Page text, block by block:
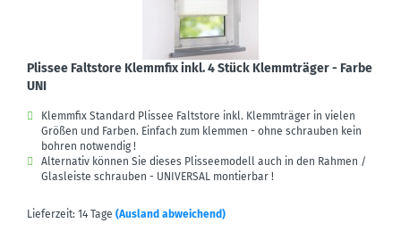
Plissee Faltstore Klemmfix inkl. 4 Stück Klemmträger - Farbe
UNI
Klemmfix Standard Plissee Faltstore inkl. Klemmträger in vielen
Größen und Farben. Einfach zum klemmen - ohne schrauben kein
bohren notwendig !
Alternativ können Sie dieses Plisseemodell auch in den Rahmen /
Glasleiste schrauben - UNIVERSAL montierbar !
Lieferzeit: 14 Tage (Ausland abweichend)